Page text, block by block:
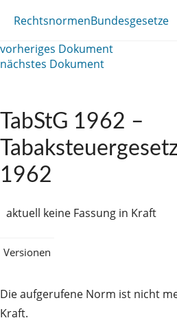
RechtsnormenBundesgesetze
vorheriges Dokument
nächstes Dokument
TabStG 1962 –
1962
aktuell keine Fassung in Kraft
Versionen
Die aufgerufene Norm ist nicht
Kraft.